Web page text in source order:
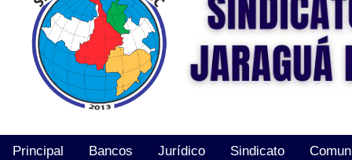
Principal Bancos Jurídico Sindicato